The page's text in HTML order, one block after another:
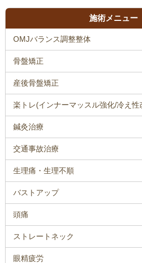
施術メニュー
OMJバランス調整整体
骨盤矯正
産後骨盤矯正
楽トレ(インナーマッスル強化/冷え性
鍼灸治療
交通事故治療
生理痛・生理不順
バストアップ
頭痛
ストレートネック
眼精疲労